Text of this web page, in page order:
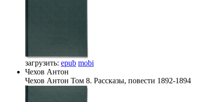
загрузить: epub mobi
Чехов Антон
Чехов Антон Том 8. Рассказы, повести 1892-1894